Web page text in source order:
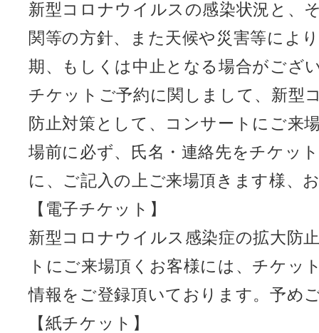
新型コロナウイルスの感染状況と、
関等の方針、また天候や災害等によ
期、もしくは中止となる場合がござ
チケットご予約に関しまして、新型
防止対策として、コンサートにご来
場前に必ず、氏名・連絡先をチケッ
に、ご記入の上ご来場頂きます様、
【電子チケット】
新型コロナウイルス感染症の拡大防
トにご来場頂くお客様には、チケッ
情報をご登録頂いております。予め
【紙チケット】